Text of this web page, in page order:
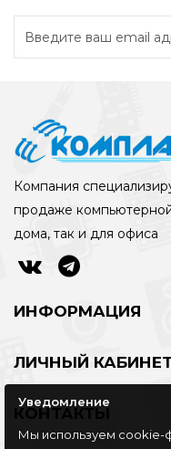
Компания
продаже
дома, так и для офиса
ИНФОРМАЦИЯ
ЛИЧНЫЙ
КОНТАКТЫ
Уведомление
Мы используем cookie-